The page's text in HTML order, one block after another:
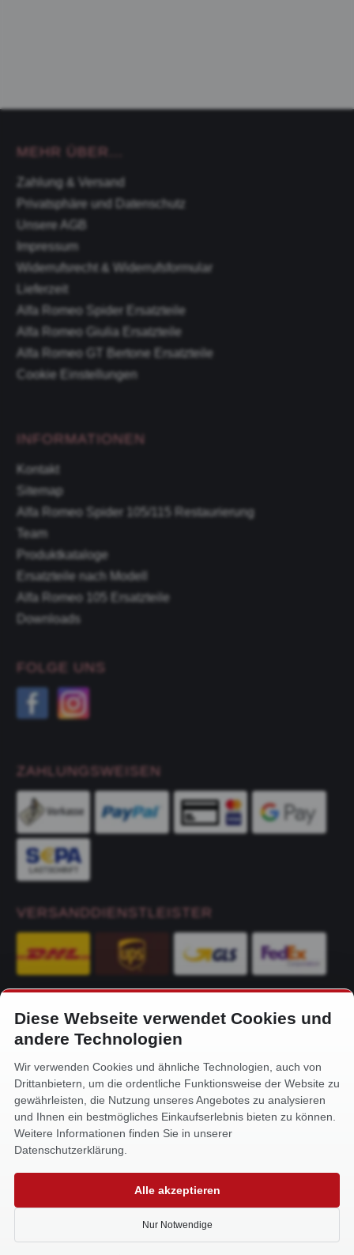
MEHR ÜBER...
Zahlung & Versand
Privatsphäre und Datenschutz
Unsere AGB
Impressum
Widerrufsrecht & Widerrufsformular
Lieferzeit
Alfa Romeo Spider Ersatzteile
Alfa Romeo Giulia Ersatzteile
Alfa Romeo GT Bertone Ersatzteile
Cookie Einstellungen
INFORMATIONEN
Kontakt
Sitemap
Alfa Romeo Spider 105/115 Restaurierung
Team
Produktkataloge
Ersatzteile nach Modell
Alfa Romeo 105 Ersatzteile
Downloads
FOLGE UNS
ZAHLUNGSWEISEN
VERSANDDIENSTLEISTER
KONTAKT
Alfa-Service Hurtienne GmbH
Siemensstr. 32
59199 Bönen
+49 (0) 2383 93640
info@alfa-service.com
Whatsapp (no voice calls):
Diese Webseite verwendet Cookies und
andere Technologien
Wir verwenden Cookies und ähnliche Technologien, auch von
Drittanbietern, um die ordentliche Funktionsweise der Website zu
gewährleisten, die Nutzung unseres Angebotes zu analysieren
und Ihnen ein bestmögliches Einkaufserlebnis bieten zu können.
Weitere Informationen finden Sie in unserer
Datenschutzerklärung.
Alle akzeptieren
Nur Notwendige